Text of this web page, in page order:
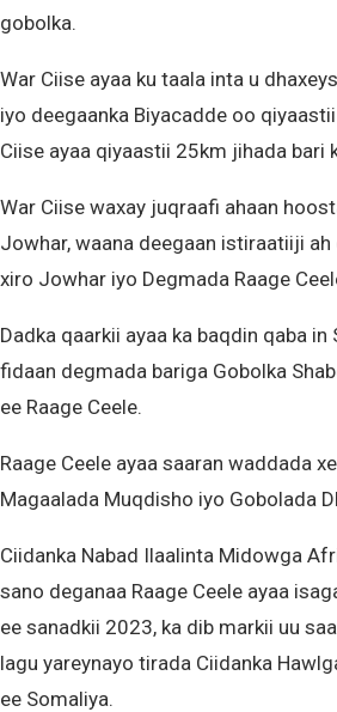
gobolka.
War Ciise ayaa ku taala inta u
iyo deegaanka Biyacadde oo
Ciise ayaa qiyaastii 25km jihada bari
War Ciise waxay juqraafi ahaan
Jowhar, waana deegaan istiraatiiji ah
xiro Jowhar iyo Degmada Raage
Dadka qaarkii ayaa ka baqdin qaba in
fidaan degmada bariga Gobolka
ee Raage Ceele.
Raage Ceele ayaa saaran waddada
Magaalada Muqdisho iyo Gobolada
Ciidanka Nabad Ilaalinta Midowga
sano deganaa Raage Ceele ayaa
ee sanadkii 2023, ka dib markii uu
lagu yareynayo tirada Ciidanka
ee Somaliya.